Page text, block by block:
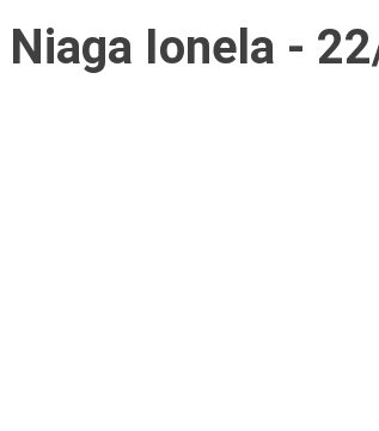
Niaga Ionela -